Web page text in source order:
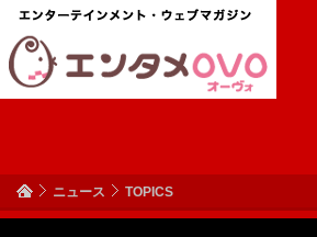
ニュース TOPICS